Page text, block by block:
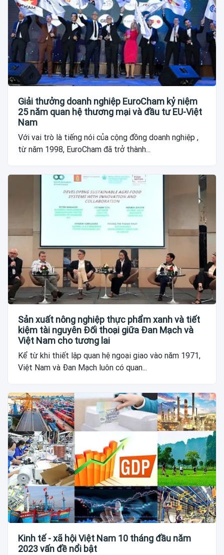
Giải thưởng doanh nghiệp EuroCham kỷ niệm
25 năm quan hệ thương mại và đầu tư EU-Việt
Nam
Với vai trò là tiếng nói của cộng đồng doanh nghiệp ,
từ năm 1998, EuroCham đã trở thành...
Sản xuất nông nghiệp thực phẩm xanh và tiết
kiệm tài nguyên Đối thoại giữa Đan Mạch và
Việt Nam cho tương lai
Kể từ khi thiết lập quan hệ ngoại giao vào năm 1971,
Việt Nam và Đan Mạch luôn có quan...
Kinh tế - xã hội Việt Nam 10 tháng đầu năm
2023 vấn đề nổi bật